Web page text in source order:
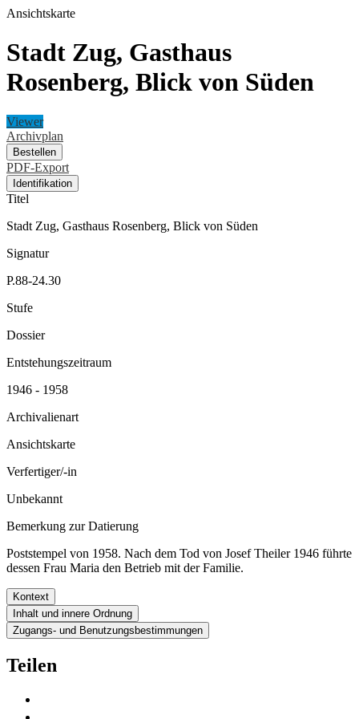
Ansichtskarte
Stadt Zug, Gasthaus
Rosenberg, Blick von Süden
Viewer
Archivplan
Bestellen
PDF-Export
Identifikation
Titel
Stadt Zug, Gasthaus Rosenberg, Blick von Süden
Signatur
P.88-24.30
Stufe
Dossier
Entstehungszeitraum
1946 - 1958
Archivalienart
Ansichtskarte
Verfertiger/-in
Unbekannt
Bemerkung zur Datierung
Poststempel von 1958. Nach dem Tod von Josef Theiler 1946 führte
dessen Frau Maria den Betrieb mit der Familie.
Kontext
Inhalt und innere Ordnung
Zugangs- und Benutzungsbestimmungen
Teilen